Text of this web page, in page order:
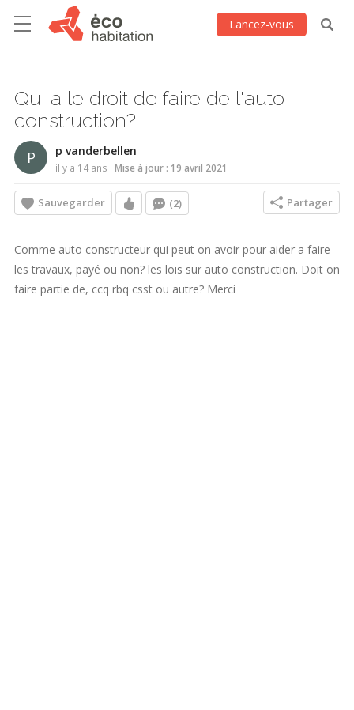
Lancez-vous
Qui a le droit de faire de l'auto-
construction?
P p vanderbellen
il y a 14 ans Mise à jour : 19 avril 2021
Sauvegarder (2) Partager
Comme auto constructeur qui peut on avoir pour aider a faire
les travaux, payé ou non? les lois sur auto construction. Doit on
faire partie de, ccq rbq csst ou autre? Merci